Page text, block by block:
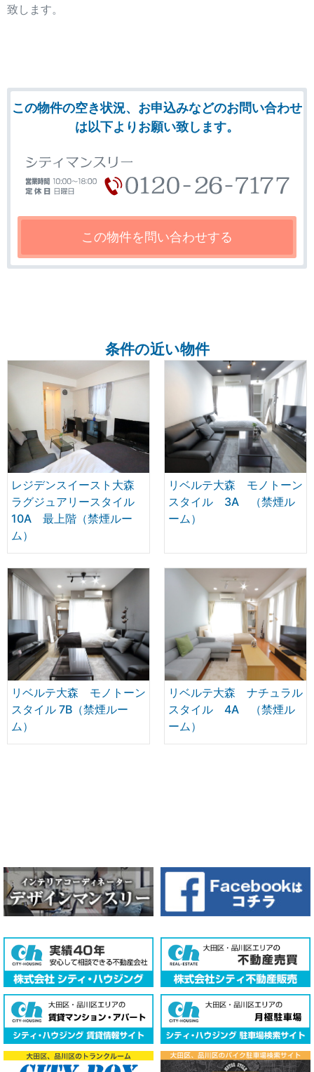
致します。
この物件の空き状況、お申込みなどのお問い合わせ
は以下よりお願い致します。
条件の近い物件
レジデンスイースト大森
ラグジュアリースタイル
10A 最上階（禁煙ルー
ム）
リベルテ大森 モノトーン
スタイル 3A （禁煙ル
ーム）
リベルテ大森 モノトーン
スタイル 7B（禁煙ルー
ム）
リベルテ大森 ナチュラル
スタイル 4A （禁煙ル
ーム）